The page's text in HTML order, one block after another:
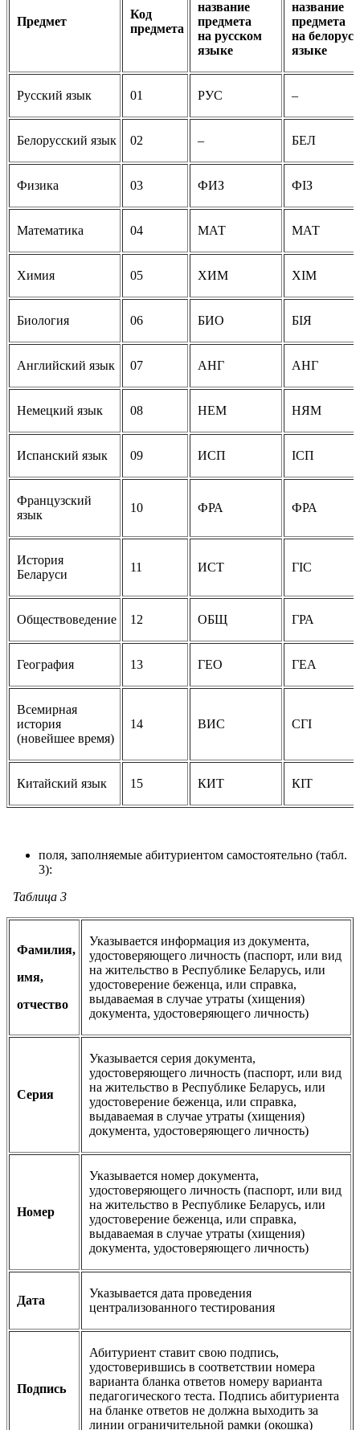
Предмет
Код
предмета
название
предмета
на русском
языке
название
предмета
на
языке
Русский язык 01 РУС –
Белорусский язык 02 – БЕЛ
Физика 03 ФИЗ ФIЗ
Математика 04 МАТ МАТ
Химия 05 ХИМ ХIМ
Биология 06 БИО БIЯ
Английский язык 07 АНГ АНГ
Немецкий язык 08 НЕМ НЯМ
Испанский язык 09 ИСП ICП
Французский
язык
10 ФРА ФРА
История
Беларуси
11 ИСТ ГIC
Обществоведение 12 ОБЩ ГРА
География 13 ГЕО ГЕА
Всемирная
история
(новейшее время)
14 ВИС СГI
Китайский язык 15 КИТ КІТ
поля, заполняемые абитуриентом самостоятельно (табл.
3):
Таблица 3
Фамилия,
имя,
отчество
Указывается информация из документа,
удостоверяющего личность (паспорт, или вид
на жительство в Республике Беларусь, или
удостоверение беженца, или справка,
выдаваемая в случае утраты (хищения)
документа, удостоверяющего личность)
Серия
Указывается серия документа,
удостоверяющего личность (паспорт, или вид
на жительство в Республике Беларусь, или
удостоверение беженца, или справка,
выдаваемая в случае утраты (хищения)
документа, удостоверяющего личность)
Номер
Указывается номер документа,
удостоверяющего личность (паспорт, или вид
на жительство в Республике Беларусь, или
удостоверение беженца, или справка,
выдаваемая в случае утраты (хищения)
документа, удостоверяющего личность)
Дата
Указывается дата проведения
централизованного тестирования
Подпись
Абитуриент ставит свою подпись,
удостоверившись в соответствии номера
варианта бланка ответов номеру варианта
педагогического теста. Подпись абитуриента
на бланке ответов не должна выходить за
линии ограничительной рамки (окошка)